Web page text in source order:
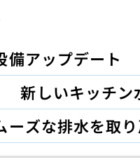
備アップデート
新しいキッチン
ズな排水を取